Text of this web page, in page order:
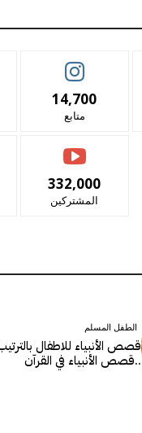
14,700
متابع
332,000
المشتركين
الطفل المسلم
قصص الأنبياء للاطفال
..قصص الأنبياء في القرآن